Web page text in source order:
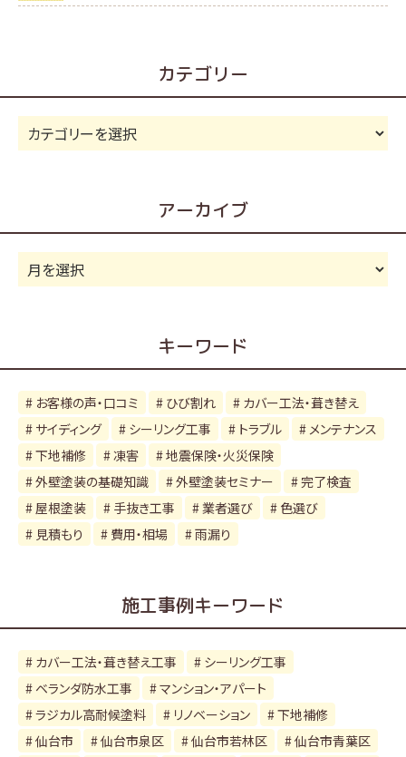
カテゴリー
カ
テ
アーカイブ
ー
キーワード
お客様の声・口コミ ひび割れ
カバー工法・葺き替え
サイディング
シーリング工事 トラブル
メンテナンス
下地補修
凍害
地震保険・火災保険
外壁塗装の基礎知識
外壁塗装セミナー
完了検査
屋根塗装
手抜き工事 業者選び
色選び
見積もり
費用・相場 雨漏り
施工事例キーワード
カバー工法・葺き替え工事
シーリング工事
ベランダ防水工事
マンション・アパート
ラジカル高耐候塗料
リノベーション
下地補修
仙台市
仙台市泉区 仙台市若林区
仙台市青葉区